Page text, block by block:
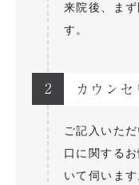
来院後、ま
す。
2 カウンセ
ご記入いた
口に関する
いて伺います